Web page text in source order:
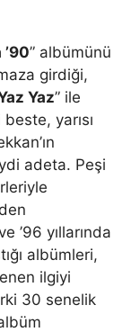
” albümünü
girdiği,
Yaz” ile
beste, yarısı
adeta. Peşi
’96 yıllarında
albümleri,
ilgiyi
30 senelik